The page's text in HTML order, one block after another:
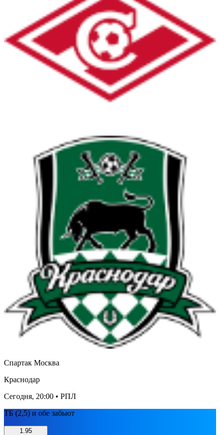
Спартак Москва
Краснодар
Сегодня, 20:00 • РПЛ
ТБ (2,5) и обе забьют
1.95